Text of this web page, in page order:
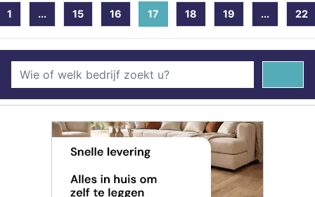
1 ... 15 16 17 (current)
18 19 ... 22